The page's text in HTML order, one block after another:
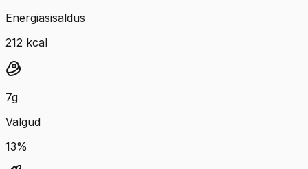
Energiasisaldus
212 kcal
7g
Valgud
13%